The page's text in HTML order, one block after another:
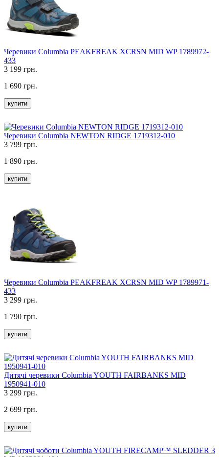
Черевики Columbia PEAKFREAK XCRSN MID WP 1789972-
433
3 199 грн.
1 690 грн.
купити
Черевики Columbia NEWTON RIDGE 1719312-010
3 799 грн.
1 890 грн.
купити
Черевики Columbia PEAKFREAK XCRSN MID WP 1789971-
433
3 299 грн.
1 790 грн.
купити
Дитячі черевики Columbia YOUTH FAIRBANKS MID
1950941-010
3 299 грн.
2 699 грн.
купити